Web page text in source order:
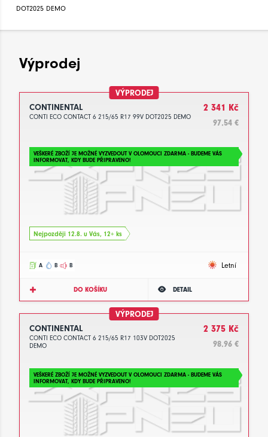
DOT2025 DEMO
Výprodej
VÝPRODEJ
CONTINENTAL
CONTI ECO CONTACT 6 215/65 R17 99V DOT2025 DEMO
2 341 Kč
97.54 €
VEŠKERÉ ZBOŽÍ JE MOŽNÉ VYZVEDOUT V OLOMOUCI ZDARMA - BUDEME VÁS
INFORMOVAT, KDY BUDE PŘIPRAVENO!
Nejpozději 12.8. u Vás, 12+ ks
A B B Letní
DO KOŠÍKU DETAIL
VÝPRODEJ
CONTINENTAL
CONTI ECO CONTACT 6 215/65 R17 103V DOT2025
DEMO
2 375 Kč
98.96 €
VEŠKERÉ ZBOŽÍ JE MOŽNÉ VYZVEDOUT V OLOMOUCI ZDARMA - BUDEME VÁS
INFORMOVAT, KDY BUDE PŘIPRAVENO!